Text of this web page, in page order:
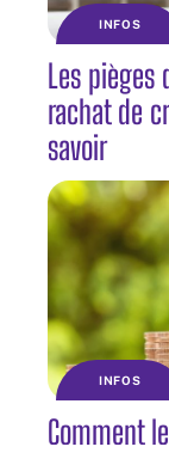
INFOS
Les pièges
rachat de
savoir
INFOS
Comment